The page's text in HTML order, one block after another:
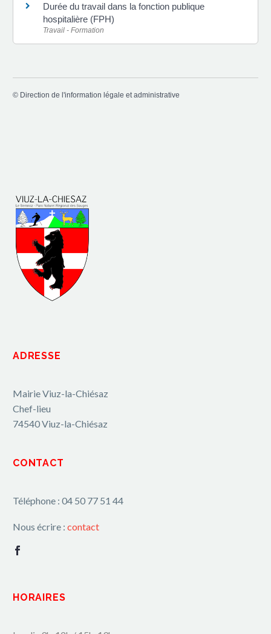
Durée du travail dans la fonction publique
hospitalière (FPH)
Travail - Formation
© Direction de l'information légale et administrative
ADRESSE
Mairie Viuz-la-Chiésaz
Chef-lieu
74540 Viuz-la-Chiésaz
CONTACT
Téléphone : 04 50 77 51 44
Nous écrire : contact
HORAIRES